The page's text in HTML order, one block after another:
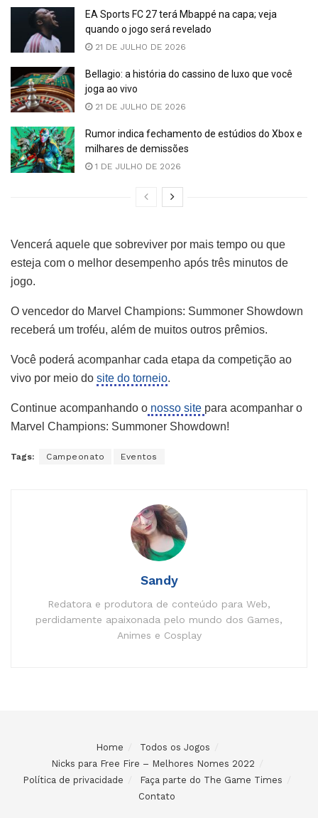
EA Sports FC 27 terá Mbappé na capa; veja
quando o jogo será revelado
21 DE JULHO DE 2026
Bellagio: a história do cassino de luxo que você
joga ao vivo
21 DE JULHO DE 2026
Rumor indica fechamento de estúdios do Xbox e
milhares de demissões
1 DE JULHO DE 2026
Vencerá aquele que sobreviver por mais tempo ou que
esteja com o melhor desempenho após três minutos de
jogo.
O vencedor do Marvel Champions: Summoner Showdown
receberá um troféu, além de muitos outros prêmios.
Você poderá acompanhar cada etapa da competição ao
vivo por meio do site do torneio.
Continue acompanhando o nosso site para acompanhar o
Marvel Champions: Summoner Showdown!
Tags: Campeonato Eventos
Sandy
Redatora e produtora de conteúdo para Web,
perdidamente apaixonada pelo mundo dos Games,
Animes e Cosplay
Home
Todos os Jogos
Nicks para Free Fire – Melhores Nomes 2022
Política de privacidade
Faça parte do The Game Times
Contato